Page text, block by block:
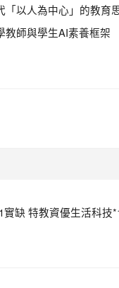
以人為中心」的教育
教師與學生AI素養框架
缺 特教資優生活科技